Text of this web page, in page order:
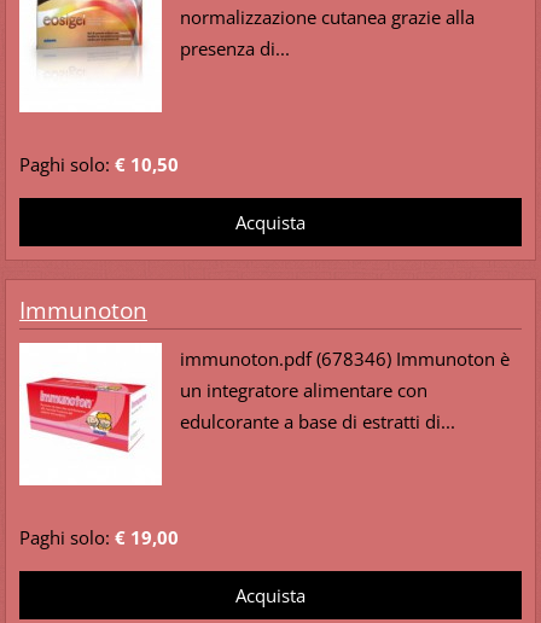
normalizzazione cutanea grazie alla
presenza di...
Paghi solo: € 10,50
Immunoton
immunoton.pdf (678346) Immunoton è
un integratore alimentare con
edulcorante a base di estratti di...
Paghi solo: € 19,00